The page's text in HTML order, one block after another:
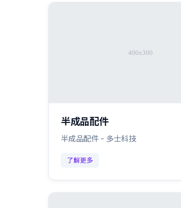
半成品配件
半成品配件 - 多士科技
了解更多